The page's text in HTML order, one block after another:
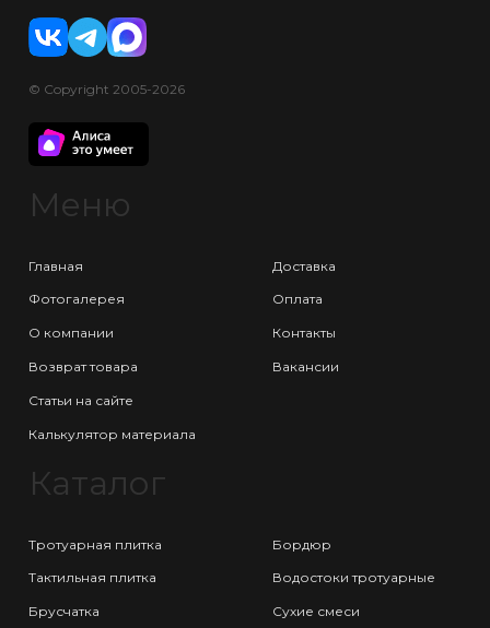
© Copyright 2005-2026
Меню
Главная
Фотогалерея
О компании
Возврат товара
Статьи на сайте
Калькулятор материала
Доставка
Оплата
Контакты
Вакансии
Каталог
Тротуарная плитка
Тактильная плитка
Брусчатка
Бордюр
Водостоки тротуарные
Сухие смеси